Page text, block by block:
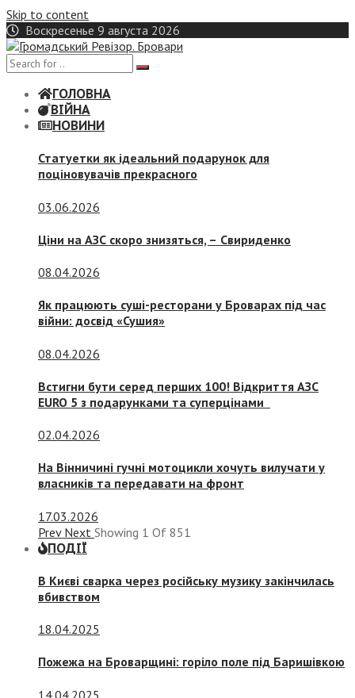
Skip to content
Воскресенье 9 августа 2026
ГОЛОВНА
ВІЙНА
НОВИНИ
Статуетки як ідеальний подарунок для
поціновувачів прекрасного
03.06.2026
Ціни на АЗС скоро знизяться, – Свириденко
08.04.2026
Як працюють суші-ресторани у Броварах під час
війни: досвід «Сушия»
08.04.2026
Встигни бути серед перших 100! Відкриття АЗС
EURO 5 з подарунками та суперцінами
02.04.2026
На Вінничині гучні мотоцикли хочуть вилучати у
власників та передавати на фронт
17.03.2026
Prev Next Showing 1 Of 851
ПОДІЇ
В Києві сварка через російську музику закінчилась
вбивством
18.04.2025
Пожежа на Броварщині: горіло поле під Баришівкою
14.04.2025